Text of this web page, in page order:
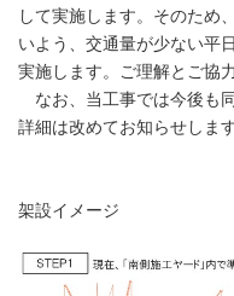
して実施します。そのため
いよう、交通量が少ない平
実施します。ご理解とご協
なお、当工事では今後も
詳細は改めてお知らせします
架設イメージ